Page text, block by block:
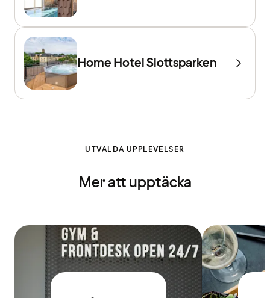
Home Hotel Slottsparken
UTVALDA UPPLEVELSER
Mer att upptäcka